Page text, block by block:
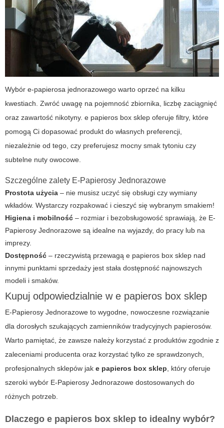
Wybór e-papierosa jednorazowego warto oprzeć na kilku
kwestiach. Zwróć uwagę na pojemność zbiornika, liczbę zaciągnięć
oraz zawartość nikotyny. e papieros box sklep oferuje filtry, które
pomogą Ci dopasować produkt do własnych preferencji,
niezależnie od tego, czy preferujesz mocny smak tytoniu czy
subtelne nuty owocowe.
Szczególne zalety E-Papierosy Jednorazowe
Prostota użycia – nie musisz uczyć się obsługi czy wymiany
wkładów. Wystarczy rozpakować i cieszyć się wybranym smakiem!
Higiena i mobilność – rozmiar i bezobsługowość sprawiają, że E-
Papierosy Jednorazowe są idealne na wyjazdy, do pracy lub na
imprezy.
Dostępność – rzeczywistą przewagą e papieros box sklep nad
innymi punktami sprzedaży jest stała dostępność najnowszych
modeli i smaków.
Kupuj odpowiedzialnie w e papieros box sklep
E-Papierosy Jednorazowe to wygodne, nowoczesne rozwiązanie
dla dorosłych szukających zamienników tradycyjnych papierosów.
Warto pamiętać, że zawsze należy korzystać z produktów zgodnie z
zaleceniami producenta oraz korzystać tylko ze sprawdzonych,
profesjonalnych sklepów jak e papieros box sklep, który oferuje
szeroki wybór E-Papierosy Jednorazowe dostosowanych do
różnych potrzeb.
Dlaczego e papieros box sklep to idealny wybór?